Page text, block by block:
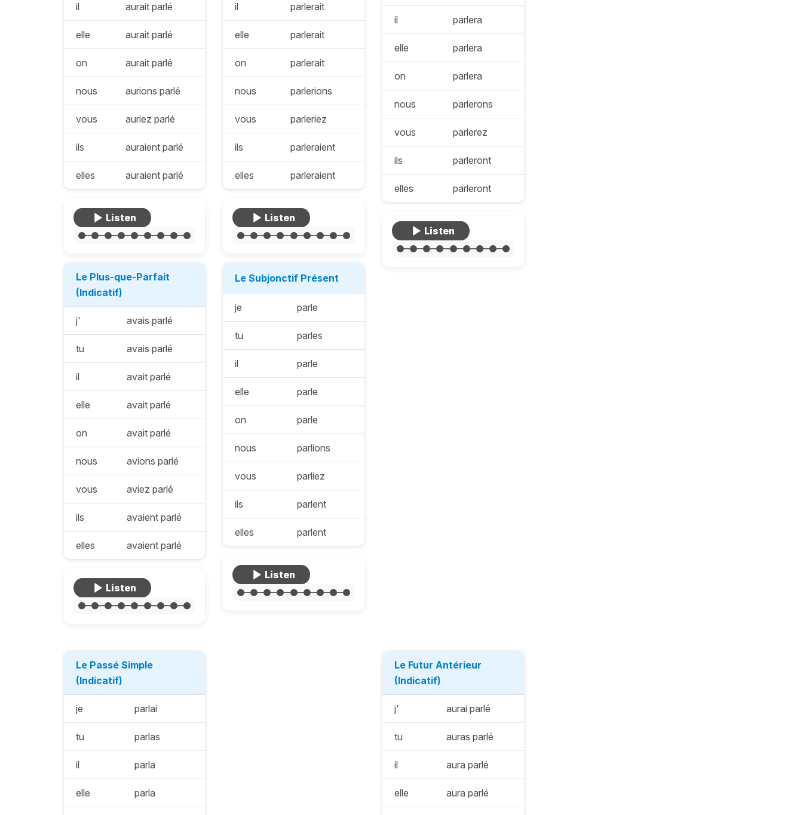
il aurait parlé
elle aurait parlé
on aurait parlé
nous aurions parlé
vous auriez parlé
ils auraient parlé
elles auraient parlé
Le Plus-que-Parfait
(Indicatif)
j' avais parlé
tu avais parlé
il avait parlé
elle avait parlé
on avait parlé
nous avions parlé
vous aviez parlé
ils avaient parlé
elles avaient parlé
il parlerait
elle parlerait
on parlerait
nous parlerions
vous parleriez
ils parleraient
elles parleraient
Le Subjonctif Présent
je parle
tu parles
il parle
elle parle
on parle
nous parlions
vous parliez
ils parlent
elles parlent
il parlera
elle parlera
on parlera
nous parlerons
vous parlerez
ils parleront
elles parleront
Le Passé Simple
(Indicatif)
je parlai
tu parlas
il parla
elle parla
Le Futur Antérieur
(Indicatif)
j' aurai parlé
tu auras parlé
il aura parlé
elle aura parlé